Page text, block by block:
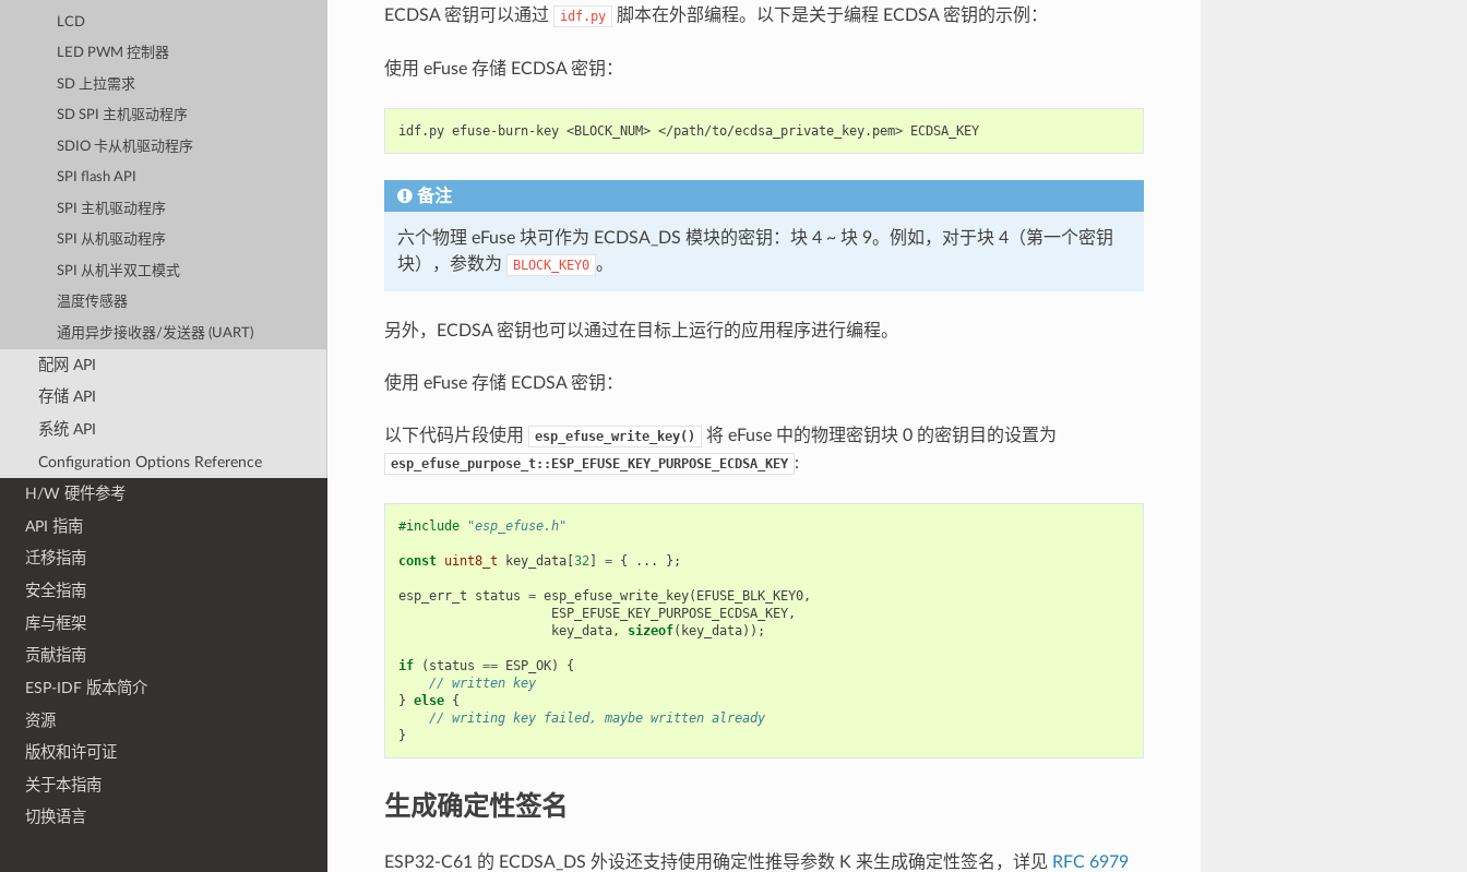
LCD
LED PWM 控制器
SD 上拉需求
SD SPI 主机驱动程序
SDIO 卡从机驱动程序
SPI flash API
SPI 主机驱动程序
SPI 从机驱动程序
SPI 从机半双工模式
温度传感器
通用异步接收器/发送器 (UART)
配网 API
存储 API
系统 API
Configuration Options Reference
H/W 硬件参考
API 指南
迁移指南
安全指南
库与框架
贡献指南
ESP-IDF 版本简介
资源
版权和许可证
关于本指南
切换语言
ECDSA 密钥可以通过 idf.py 脚本在外部编程。以下是关于编程 ECDSA 密钥的示例：
使用 eFuse 存储 ECDSA 密钥：
idf.py efuse-burn-key <BLOCK_NUM> </path/to/ecdsa_private_key.pem> ECDSA_KEY
备注
六个物理 eFuse 块可作为 ECDSA_DS 模块的密钥：块 4 ~ 块 9。例如，对于块 4（第一个密钥
块），参数为
BLOCK_KEY0 。
另外，ECDSA 密钥也可以通过在目标上运行的应用程序进行编程。
使用 eFuse 存储 ECDSA 密钥：
以下代码片段使用 esp_efuse_write_key() 将 eFuse 中的物理密钥块 0 的密钥目的设置为
esp_efuse_purpose_t::ESP_EFUSE_KEY_PURPOSE_ECDSA_KEY :
#include "esp_efuse.h"
const uint8_t key_data[32] = { ... };
esp_err_t status = esp_efuse_write_key( EFUSE_BLK_KEY0,
ESP_EFUSE_KEY_PURPOSE_ECDSA_KEY,
key_data, sizeof( key_data));
if ( status == ESP_OK)
{
// written key
} else {
// writing key failed, maybe written already
}
生成确定性签名
ESP32-C61 的 ECDSA_DS 外设还支持使用确定性推导参数 K 来生成确定性签名，详见 RFC 6979